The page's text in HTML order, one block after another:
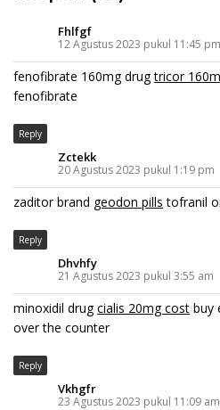
Fhlfgf
12 Agustus 2023 pukul 11:45 pm
fenofibrate 160mg drugtricor
fenofibrate
Reply
Zctekk
20 Agustus 2023 pukul 1:19 pm
zaditor brand geodon pills tofranil
Reply
Dhvhfy
21 Agustus 2023 pukul 3:55 am
minoxidil drugcialis 20mg cost buy
over the counter
Reply
Vkhgfr
23 Agustus 2023 pukul 11:09 am